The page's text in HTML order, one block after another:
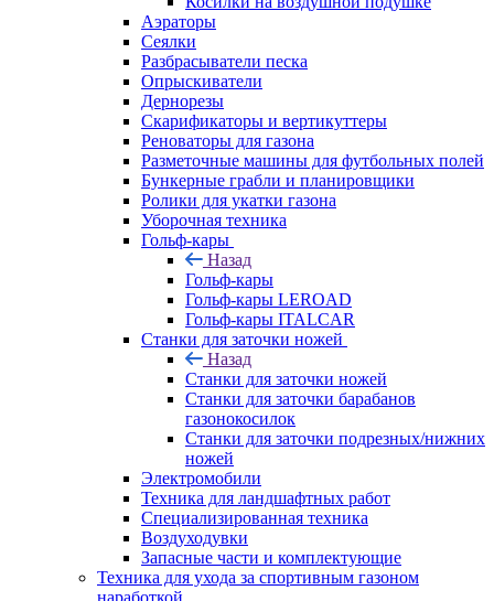
Аэраторы
Сеялки
Разбрасыватели песка
Опрыскиватели
Дернорезы
Скарификаторы и вертикуттеры
Реноваторы для газона
Разметочные машины для футбольных полей
Бункерные грабли и планировщики
Ролики для укатки газона
Уборочная техника
Гольф-кары
Назад
Гольф-кары
Гольф-кары LEROAD
Гольф-кары ITALCAR
Станки для заточки ножей
Назад
Станки для заточки ножей
Станки для заточки барабанов
газонокосилок
Станки для заточки подрезных/нижних
ножей
Электромобили
Техника для ландшафтных работ
Специализированная техника
Воздуходувки
Запасные части и комплектующие
Техника для ухода за спортивным газоном
наработкой